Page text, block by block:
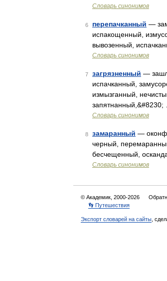
Словарь синонимов
6 перепачканный —
испакощенный,
вывозенный,
Словарь синонимов
7 загрязненный —
испачканный,
измызганный,
запятнанный,&#8230;
Словарь синонимов
8 замаранный —
черный,
бесчещенный,
Словарь синонимов
© Академик, 2000-2026
👣 Путешествия
Экспорт словарей на сайты ,